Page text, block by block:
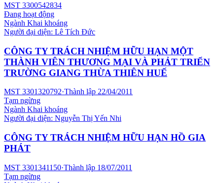
MST 3300542834
Đang hoạt động
Ngành Khai khoáng
Người đại diện: Lê Tích Đức
CÔNG TY TRÁCH NHIỆM HỮU HẠN MỘT
THÀNH VIÊN THƯƠNG MẠI VÀ PHẢT TRIỂN
TRƯỜNG GIANG THỪA THIÊN HUẾ
MST 3301320792·Thành lập 22/04/2011
Tạm ngừng
Ngành Khai khoáng
Người đại diện: Nguyễn Thị Yến Nhi
CÔNG TY TRÁCH NHIỆM HỮU HẠN HỒ GIA
PHÁT
MST 3301341150·Thành lập 18/07/2011
Tạm ngừng